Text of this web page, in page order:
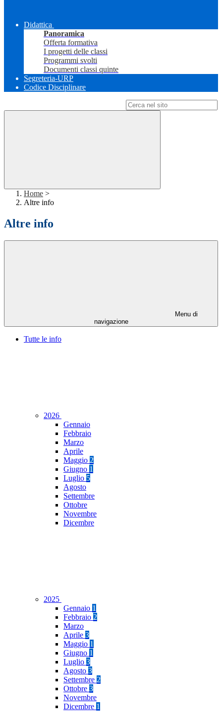
Didattica
Panoramica
Offerta formativa
I progetti delle classi
Programmi svolti
Documenti classi quinte
Segreteria-URP
Codice Disciplinare
Home >
Altre info
Altre info
Menu di
navigazione
Tutte le info
2026
Gennaio
Febbraio
Marzo
Aprile
Maggio 2
Giugno 1
Luglio 5
Agosto
Settembre
Ottobre
Novembre
Dicembre
2025
Gennaio 1
Febbraio 2
Marzo
Aprile 3
Maggio 1
Giugno 1
Luglio 3
Agosto 3
Settembre 2
Ottobre 3
Novembre
Dicembre 1